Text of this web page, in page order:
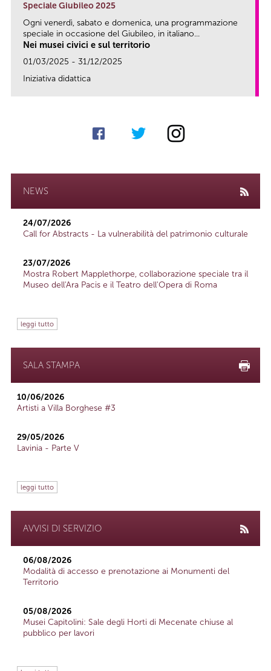
Speciale Giubileo 2025
Ogni venerdì, sabato e domenica, una programmazione
speciale in occasione del Giubileo, in italiano...
Nei musei civici e sul territorio
01/03/2025 - 31/12/2025
Iniziativa didattica
NEWS
24/07/2026
Call for Abstracts - La vulnerabilità del patrimonio culturale
23/07/2026
Mostra Robert Mapplethorpe, collaborazione speciale tra il
Museo dell'Ara Pacis e il Teatro dell'Opera di Roma
leggi tutto
SALA STAMPA
10/06/2026
Artisti a Villa Borghese #3
29/05/2026
Lavinia - Parte V
leggi tutto
AVVISI DI SERVIZIO
06/08/2026
Modalità di accesso e prenotazione ai Monumenti del
Territorio
05/08/2026
Musei Capitolini: Sale degli Horti di Mecenate chiuse al
pubblico per lavori